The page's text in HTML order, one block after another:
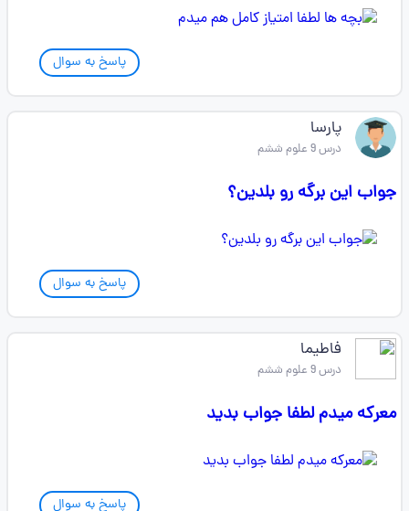
پاسخ به سوال
پارسا
درس 9 علوم ششم
جواب این برگه رو بلدین؟
پاسخ به سوال
فاطیما
درس 9 علوم ششم
معرکه میدم لطفا جواب بدید
پاسخ به سوال